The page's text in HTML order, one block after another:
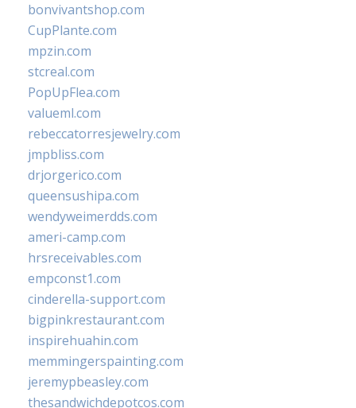
bonvivantshop.com
CupPlante.com
mpzin.com
stcreal.com
PopUpFlea.com
valueml.com
rebeccatorresjewelry.com
jmpbliss.com
drjorgerico.com
queensushipa.com
wendyweimerdds.com
ameri-camp.com
hrsreceivables.com
empconst1.com
cinderella-support.com
bigpinkrestaurant.com
inspirehuahin.com
memmingerspainting.com
jeremypbeasley.com
thesandwichdepotcos.com